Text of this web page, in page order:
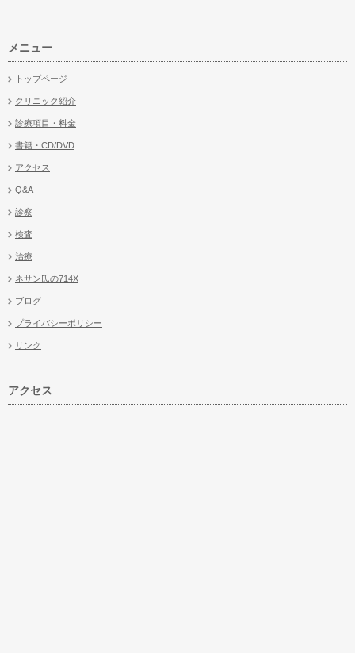
メニュー
トップページ
クリニック紹介
診療項目・料金
書籍・CD/DVD
アクセス
Q&A
診察
検査
治療
ネサン氏の714X
ブログ
プライバシーポリシー
リンク
アクセス